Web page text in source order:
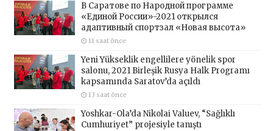
В Саратове по Народной программе
«Единой России»-2021 открылся
адаптивный спортзал «Новая высота»
11 saat önce
Yeni Yükseklik engellilere yönelik spor
salonu, 2021 Birleşik Rusya Halk Programı
kapsamında Saratov’da açıldı
13 saat önce
Yoshkar-Ola’da Nikolai Valuev, “Sağlıklı
Cumhuriyet” projesiyle tanıştı